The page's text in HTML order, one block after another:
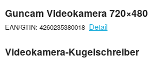
Guncam Videokamera 720×480
EAN/GTIN: 4260235380018 Detail
Videokamera-Kugelschreiber